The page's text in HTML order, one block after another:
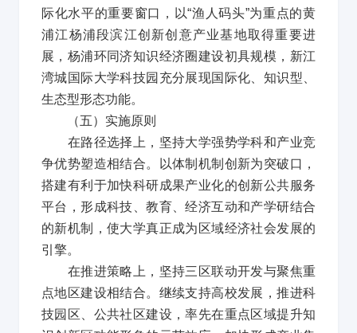
际化水平的重要窗口，以“渔人码头”为重点的黄
浦江杨浦段滨江创新创意产业基地取得重要进
展，杨浦环同济知识经济圈建设初具规模，新江
湾城国际大学科技园充分展现国际化、知识型、
生态型形态功能。
（五）实施原则
在路径选择上，坚持大学强势学科和产业竞
争优势塑造相结合。以体制机制创新为突破口，
搭建有利于加快科研成果产业化的创新公共服务
平台，形成科技、教育、经济互动和产学研结合
的新机制，使大学真正成为区域经济社会发展的
引擎。
在推进策略上，坚持三区联动开发与聚焦重
点地区建设相结合。继续支持高校发展，推进科
技园区、公共社区建设，率先在重点区域提升知